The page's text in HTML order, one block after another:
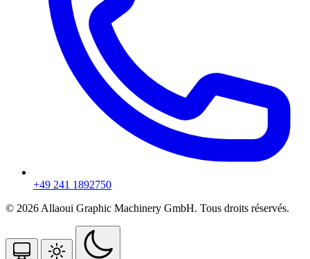
+49 241 1892750
© 2026 Allaoui Graphic Machinery GmbH. Tous droits réservés.